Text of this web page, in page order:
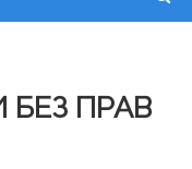
БЕЗ ПРАВ